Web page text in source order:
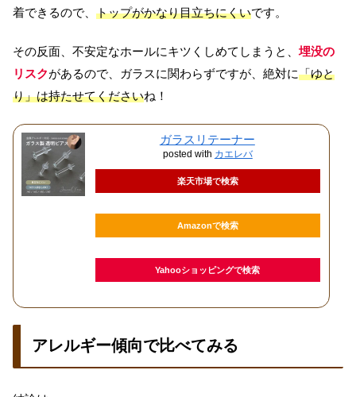
着できるので、 トップがかなり目立ちにくいです。
その反面、不安定なホールにキツくしめてしまうと、埋没の
リスクがあるので、ガラスに関わらずですが、絶対に「ゆと
り」は持たせてくださいね！
ガラスリテーナー
posted with カエレバ
楽天市場で検索
Amazonで検索
Yahooショッピングで検索
アレルギー傾向で比べてみる